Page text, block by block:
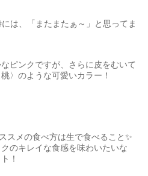
は、「またまたぁ～」と思ってま
ピンクですが、さらに皮をむいて
〉のような可愛いカラー！
スメの食べ方は生で食べること✨
のキレイな食感を味わいたいな
！